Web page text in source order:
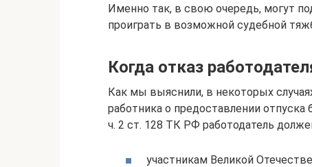
Именно так, в свою очередь, могут
проиграть в возможной судебной
Когда отказ
Как мы выяснили, в некоторых
работника о предоставлении отпуска
ч. 2 ст. 128 ТК РФ работодатель
участникам Великой